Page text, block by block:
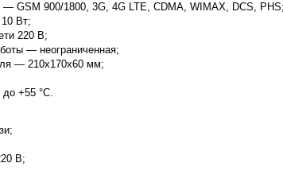
— GSM 900/1800, 3G, 4G LTE, CDMA, WIMAX, DCS, PHS;
Вт;
220 В;
— неограниченная;
— 210х170х60 мм;
+55 °C.
В;